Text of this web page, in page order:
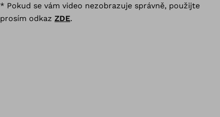
* Pokud se vám video nezobrazuje správně, použijte
prosím odkaz ZDE.